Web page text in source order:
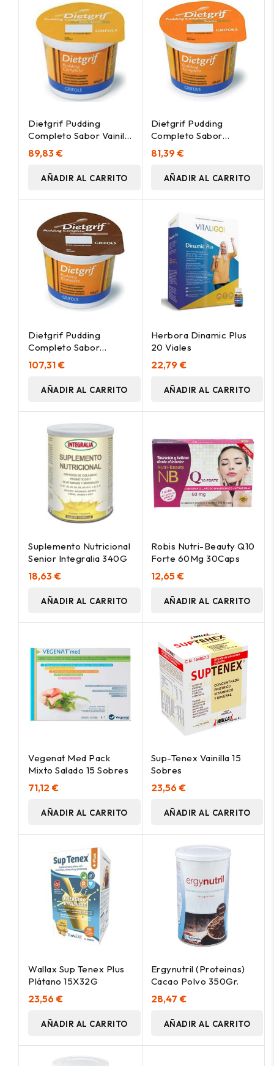
Dietgrif Pudding
Completo Sabor Vainilla
125G 24Uds
89,83 €
AÑADIR AL CARRITO
Dietgrif Pudding
Completo Sabor
Caramelo 125G 24Uds
81,39 €
AÑADIR AL CARRITO
Dietgrif Pudding
Completo Sabor
Chocolate 125G 24Uds
107,31 €
AÑADIR AL CARRITO
Herbora Dinamic Plus
20 Viales
22,79 €
AÑADIR AL CARRITO
Suplemento Nutricional
Senior Integralia 340G
18,63 €
AÑADIR AL CARRITO
Robis Nutri-Beauty Q10
Forte 60Mg 30Caps
12,65 €
AÑADIR AL CARRITO
Vegenat Med Pack
Mixto Salado 15 Sobres
71,12 €
AÑADIR AL CARRITO
Sup-Tenex Vainilla 15
Sobres
23,56 €
AÑADIR AL CARRITO
Wallax Sup Tenex Plus
Plátano 15X32G
23,56 €
AÑADIR AL CARRITO
Ergynutril (Proteinas)
Cacao Polvo 350Gr.
28,47 €
AÑADIR AL CARRITO